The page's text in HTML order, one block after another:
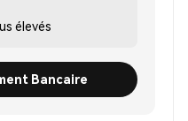
élevés
Bancaire